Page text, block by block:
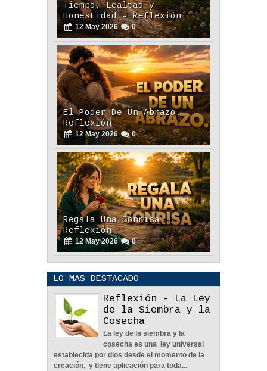
El Poder De Un Abrazo. -
Reflexión
12 May 2026 0
Regala Una Sonrisa -
Reflexión
12 May 2026 0
POLÍTICA DE PRIVACIDAD
25 Aug 2023 0
La Amistad y el Noviazgo -
Reflexión
2022 0
LO MAS DESTACADO
Reflexión - La Ley
de la Siembra y la
Cosecha
La ley de la siembra y la
cosecha es una ley universal
establecida por dios desde el momento de la
creación, y tiene aplicación para toda...